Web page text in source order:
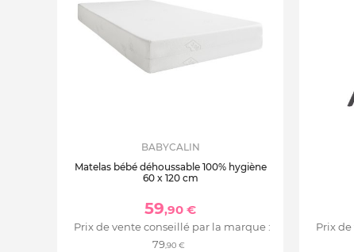
BABYCALIN
Matelas bébé déhoussable 100% hygiène
60 x 120 cm
59,90 €
Prix de vente conseillé par la marque :
79,90 €
Prix